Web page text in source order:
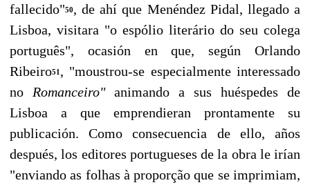
fallecido"50, de ahí que Menéndez Pidal, llegado a
Lisboa, visitara "o espólio literário do seu co­lega
português", ocasión en que, según Orlando
Ribeiro51 , "moustrou-se especialmente interessado
no Romanceiro" animando a sus huéspedes de
Lisboa a que emprendieran prontamente su
publicación. Como consecuencia de ello, años
después, los editores portugueses de la obra le irí­an
"enviando as folhas à proporção que se imprimiam,